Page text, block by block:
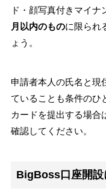
ド・顔写真付きマイナ
月以内のものに限られ
ょう。
申請者本人の氏名と現
ていることも条件のひ
カードを提出する場合
確認してください。
BigBoss口座開設